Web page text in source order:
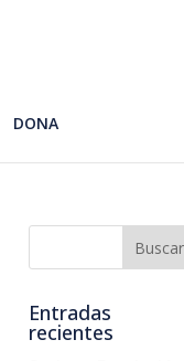
DONA
Entradas
recientes